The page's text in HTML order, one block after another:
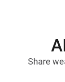
Share